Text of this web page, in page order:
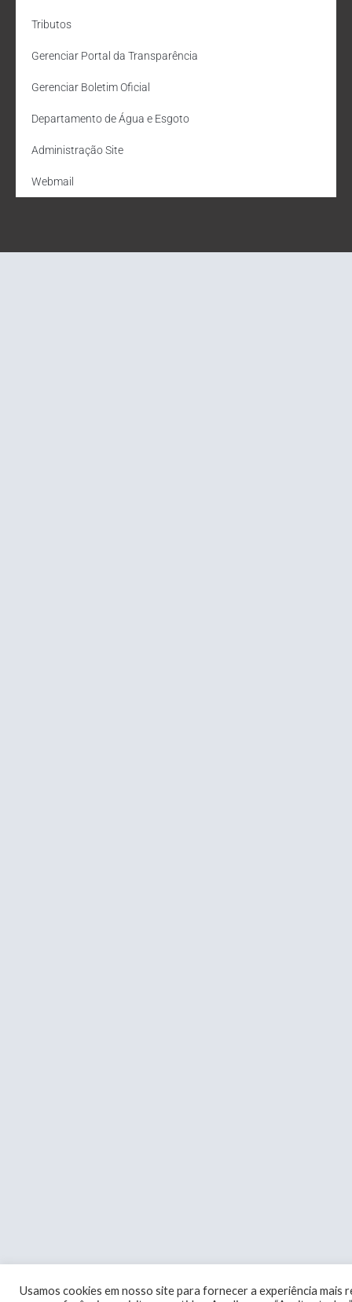
Tributos
Gerenciar Portal da Transparência
Gerenciar Boletim Oficial
Departamento de Água e Esgoto
Administração Site
Webmail
Usamos cookies em nosso site para fornecer a experiência mais